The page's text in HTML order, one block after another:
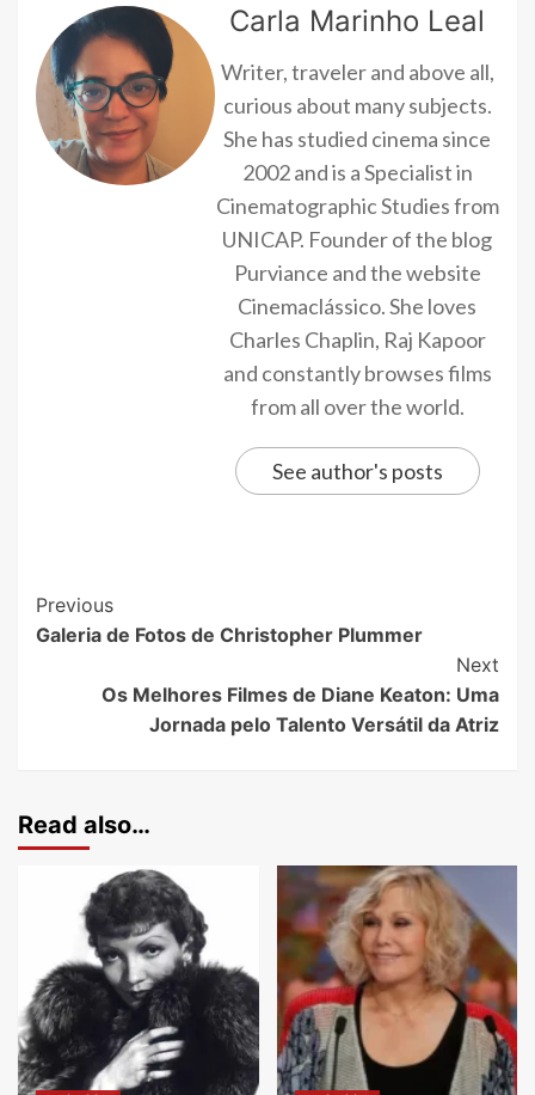
Carla Marinho Leal
Writer, traveler and above all,
curious about many subjects.
She has studied cinema since
2002 and is a Specialist in
Cinematographic Studies from
UNICAP. Founder of the blog
Purviance and the website
Cinemaclássico. She loves
Charles Chaplin, Raj Kapoor
and constantly browses films
from all over the world.
See author's posts
Previous
Galeria de Fotos de Christopher Plummer
Next
Os Melhores Filmes de Diane Keaton: Uma
Jornada pelo Talento Versátil da Atriz
Read also…